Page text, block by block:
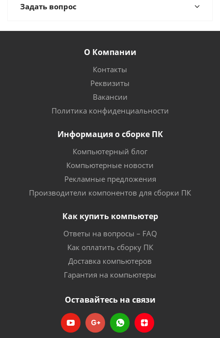
Задать вопрос
О Компании
Контакты
Реквизиты
Вакансии
Политика конфиденциальности
Информация о сборке ПК
Компьютерный блог
Компьютерные новости
Рекламные предложения
Производители компонентов для сборки ПК
Как купить компьютер
Ответы на вопросы – FAQ
Как оплатить сборку ПК
Доставка компьютеров
Гарантия на компьютеры
Оставайтесь на связи